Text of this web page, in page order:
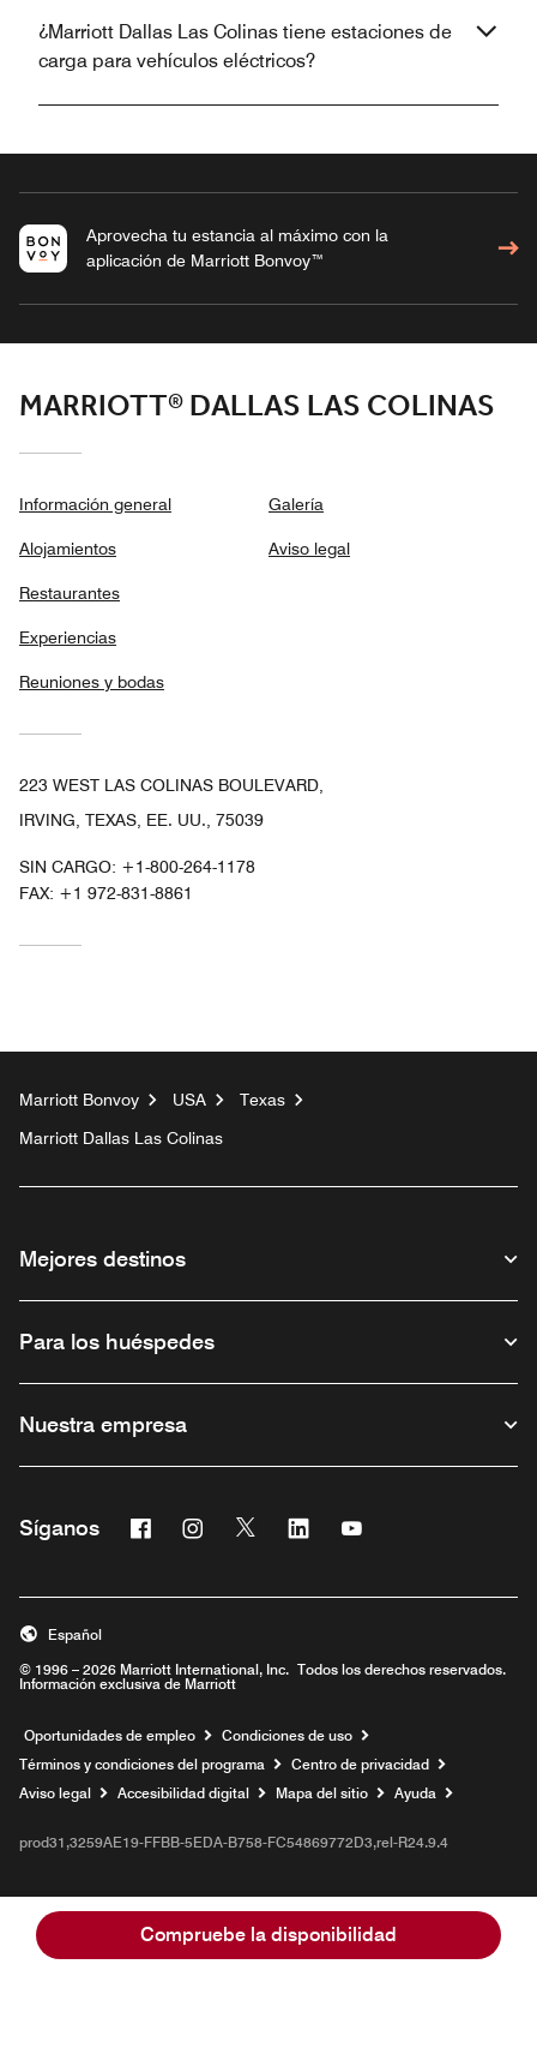
Compruebe la disponibilidad
¿Marriott Dallas Las Colinas tiene estaciones de
carga para vehículos eléctricos?
Aprovecha tu estancia al máximo con la
aplicación de Marriott Bonvoy™
MARRIOTT® DALLAS LAS COLINAS
Información general
Alojamientos
Restaurantes
Experiencias
Reuniones y bodas
Galería
Aviso legal
223 WEST LAS COLINAS BOULEVARD,
IRVING, TEXAS, EE. UU., 75039
SIN CARGO: +1-800-264-1178
FAX: +1 972-831-8861
Marriott Bonvoy USA
Texas
Marriott Dallas Las Colinas
Mejores destinos
Para los huéspedes
Nuestra empresa
Síganos Facebook
Abre una ventana nueva
Instagram
Abre una ventana nueva
Twitter
Abre una ventana nueva
Linkedin
Abre una ventana nueva
Abre una ventana
© 1996 – 2026 Marriott International, Inc. Todos los derechos reservados.
Información exclusiva de Marriott
Español
Oportunidades de empleo Abre una ventana nueva
Condiciones de uso
Términos y condiciones del programa
Centro de privacidad
Aviso legal
Accesibilidad digital Mapa del sitio Ayuda
prod31,3259AE19-FFBB-5EDA-B758-FC54869772D3,rel-R24.9.4